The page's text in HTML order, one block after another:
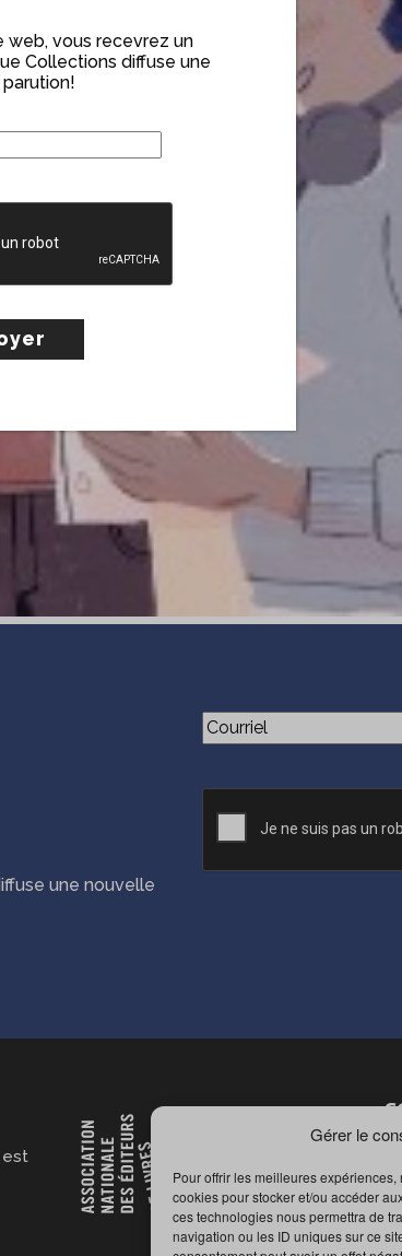
Gérer le
Pour offrir les meilleures
cookies pour stocker et/ou accéder
ces technologies nous permettra de
navigation ou les ID uniques sur ce
une nouvelle
Courriel (Nécessaire)
web, vous recevrez un
Collections diffuse une